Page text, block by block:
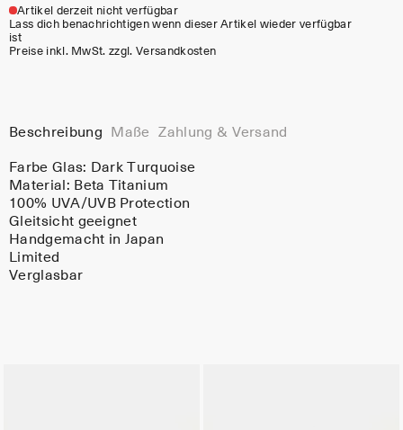
Artikel derzeit nicht verfügbar
Lass dich benachrichtigen wenn dieser Artikel wieder verfügbar
ist
Preise inkl. MwSt. zzgl. Versandkosten
Beschreibung Maße Zahlung & Versand
Farbe Glas: Dark Turquoise
Material: Beta Titanium
100% UVA/UVB Protection
Gleitsicht geeignet
Handgemacht in Japan
Limited
Verglasbar